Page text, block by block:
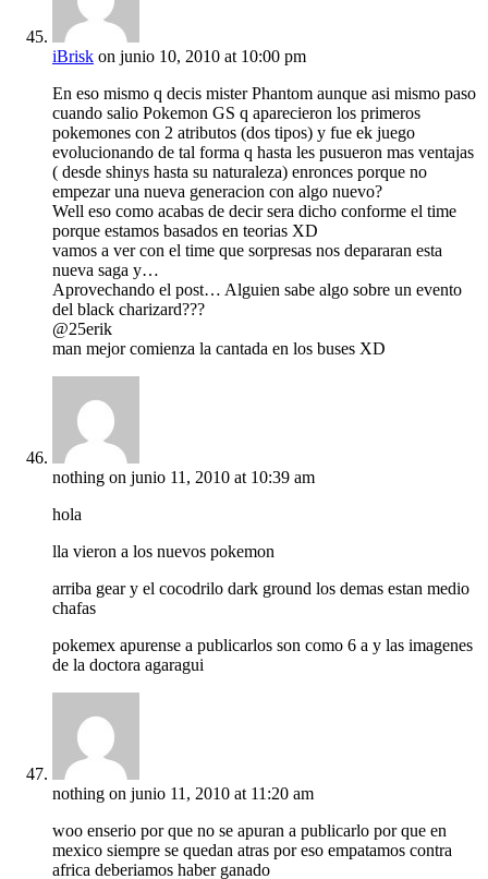
iBrisk on junio 10, 2010 at 10:00 pm
En eso mismo q decis mister Phantom aunque asi mismo paso
cuando salio Pokemon GS q aparecieron los primeros
pokemones con 2 atributos (dos tipos) y fue ek juego
evolucionando de tal forma q hasta les pusueron mas ventajas
( desde shinys hasta su naturaleza) enronces porque no
empezar una nueva generacion con algo nuevo?
Well eso como acabas de decir sera dicho conforme el time
porque estamos basados en teorias XD
vamos a ver con el time que sorpresas nos depararan esta
nueva saga y…
Aprovechando el post… Alguien sabe algo sobre un evento
del black charizard???
@25erik
man mejor comienza la cantada en los buses XD
nothing on junio 11, 2010 at 10:39 am
hola
lla vieron a los nuevos pokemon
arriba gear y el cocodrilo dark ground los demas estan medio
chafas
pokemex apurense a publicarlos son como 6 a y las imagenes
de la doctora agaragui
nothing on junio 11, 2010 at 11:20 am
woo enserio por que no se apuran a publicarlo por que en
mexico siempre se quedan atras por eso empatamos contra
africa deberiamos haber ganado